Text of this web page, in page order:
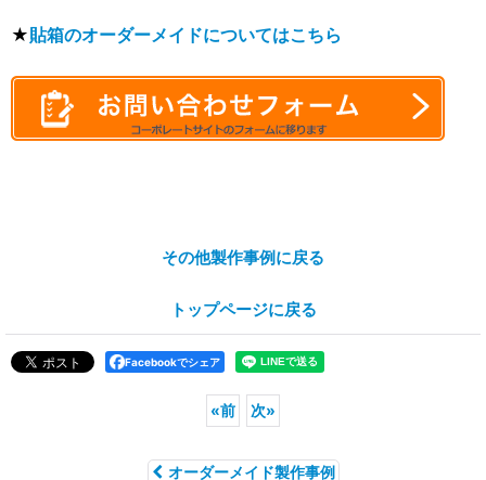
★貼箱のオーダーメイドについてはこちら
その他製作事例に戻る
トップページに戻る
Facebookでシェア
«前 次»
オーダーメイド製作事例